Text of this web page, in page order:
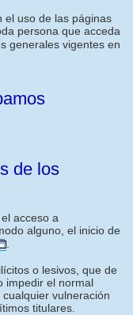
el uso de las páginas
persona que acceda
generales vigentes en
de los
acceso a
alguno, el inicio de
o lesivos, que de
impedir el normal
vulneración
titulares.